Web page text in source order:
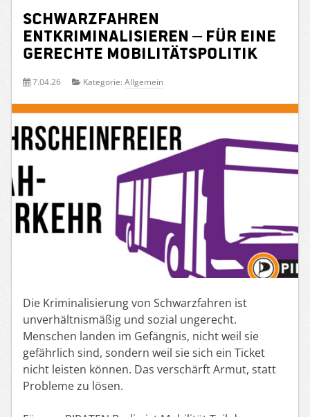
Schwarzfahren
entkriminalisieren – für eine
gerechte Mobilitätspolitik
7.04.26 Kategorie: Allgemein
Die Kriminalisierung von Schwarzfahren ist
unverhältnismäßig und sozial ungerecht.
Menschen landen im Gefängnis, nicht weil sie
gefährlich sind, sondern weil sie sich ein Ticket
nicht leisten können. Das verschärft Armut, statt
Probleme zu lösen.